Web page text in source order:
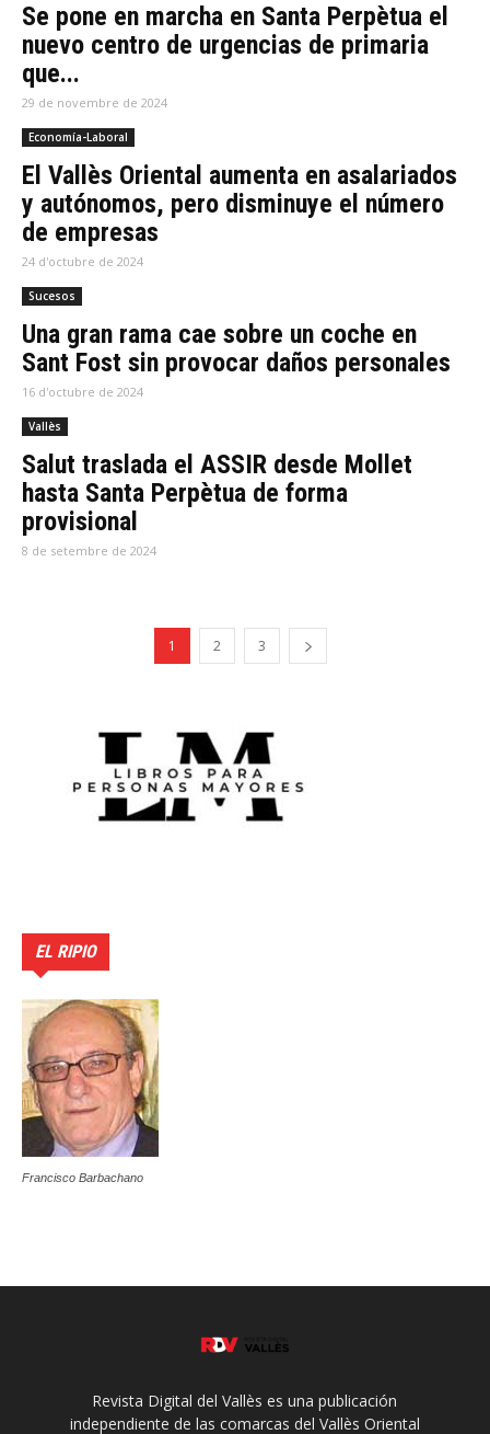
Se pone en marcha en Santa Perpètua el
nuevo centro de urgencias de primaria
que...
29 de novembre de 2024
Economía-Laboral
El Vallès Oriental aumenta en asalariados
y autónomos, pero disminuye el número
de empresas
24 d'octubre de 2024
Sucesos
Una gran rama cae sobre un coche en
Sant Fost sin provocar daños personales
16 d'octubre de 2024
Vallès
Salut traslada el ASSIR desde Mollet
hasta Santa Perpètua de forma
provisional
8 de setembre de 2024
1 2 3
EL RIPIO
Francisco Barbachano
Revista Digital del Vallès es una publicación
independiente de las comarcas del Vallès Oriental